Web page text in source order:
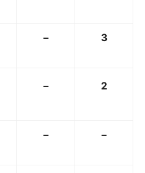
– 3
– 2
– –